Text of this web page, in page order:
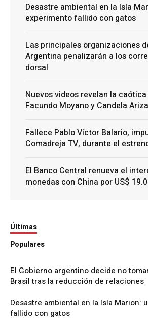
Desastre ambiental en la Isla
experimento fallido con gatos
Las principales organizaciones
Argentina penalizarán a los
dorsal
Nuevos videos revelan la
Facundo Moyano y Candela
Fallece Pablo Víctor Balario,
Comadreja TV, durante el
El Banco Central renueva el
monedas con China por US$
Últimas
Populares
El Gobierno argentino decide no
Brasil tras la reducción de relaciones
Desastre ambiental en la Isla Marion:
fallido con gatos